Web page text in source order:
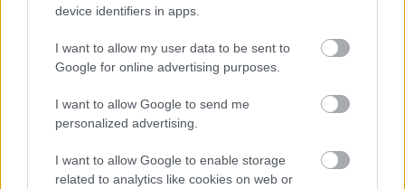
device identifiers in apps.
I want to allow my user data to be sent to
Google for online advertising purposes.
I want to allow Google to send me
personalized advertising.
I want to allow Google to enable storage
related to analytics like cookies on web or
Co do tego, że tegoroczne targi CES pod względem
tabletów
zapowiadają się najciekawiej z ostatnich lat,
nie mam żadnych wątpliwości. Wreszcie nadeszła pora